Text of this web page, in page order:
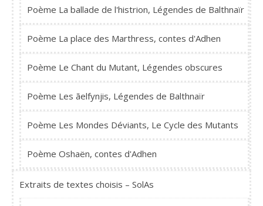
Poème La ballade de l'histrion, Légendes de Balthnaïr
Poème La place des Marthress, contes d'Adhen
Poème Le Chant du Mutant, Légendes obscures
Poème Les ãelfynjis, Légendes de Balthnaïr
Poème Les Mondes Déviants, Le Cycle des Mutants
Poème Oshaën, contes d'Adhen
Extraits de textes choisis – SolAs